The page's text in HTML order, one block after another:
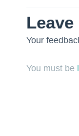
Your
You must be